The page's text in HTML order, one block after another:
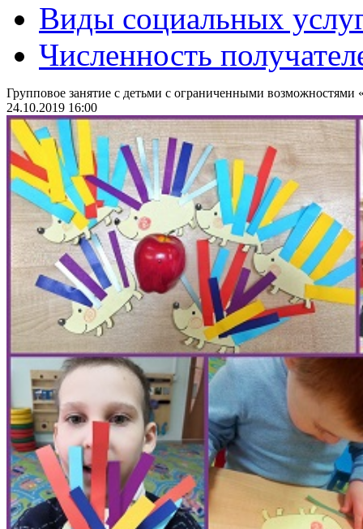
Виды социальных
Численность
Групповое занятие с детьми с ограниченными возможностями
24.10.2019 16:00